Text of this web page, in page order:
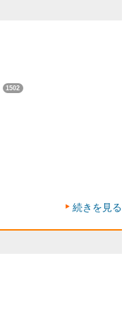
1502
続きを見る